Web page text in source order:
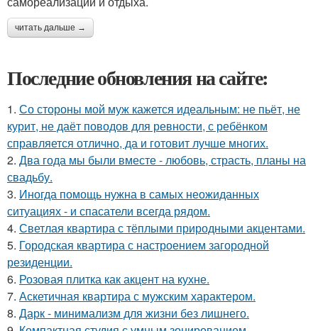
читать дальше →
Последние обновления на сайте:
1. Со стороны мой муж кажется идеальным: не пьёт, не
курит, не даёт поводов для ревности, с ребёнком
справляется отлично, да и готовит лучше многих.
2. Два года мы были вместе - любовь, страсть, планы на
свадьбу.
3. Иногда помощь нужна в самых неожиданных
ситуациях - и спасатели всегда рядом.
4. Светлая квартира с тёплыми природными акцентами.
5. Городская квартира с настроением загородной
резиденции.
6. Розовая плитка как акцент на кухне.
7. Аскетичная квартира с мужским характером.
8. Дарк - минимализм для жизни без лишнего.